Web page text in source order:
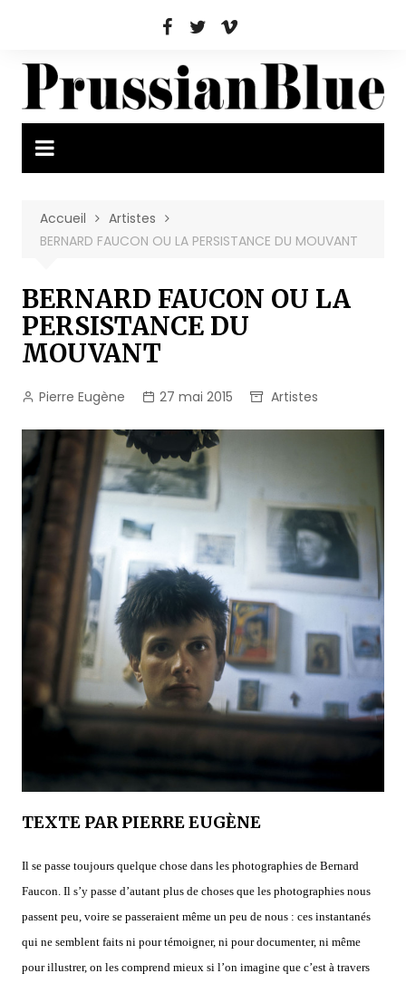
Accueil
Artistes
BERNARD FAUCON OU LA PERSISTANCE DU MOUVANT
BERNARD FAUCON OU LA
PERSISTANCE DU
MOUVANT
Pierre Eugène 27 mai 2015 Artistes
TEXTE PAR PIERRE EUGÈNE
Il se passe toujours quelque chose dans les photographies de Bernard
Faucon. Il s’y passe d’autant plus de choses que les photographies nous
passent peu, voire se passeraient même un peu de nous : ces instantanés
qui ne semblent faits ni pour témoigner, ni pour documenter, ni même
pour illustrer, on les comprend mieux si l’on imagine que c’est à travers